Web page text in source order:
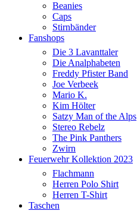
Beanies
Caps
Stirnbänder
Fanshops
Die 3 Lavanttaler
Die Analphabeten
Freddy Pfister Band
Joe Verbeek
Mario K.
Kim Hölter
Satzy Man of the Alps
Stereo Rebelz
The Pink Panthers
Zwirn
Feuerwehr Kollektion 2023
Flachmann
Herren Polo Shirt
Herren T-Shirt
Taschen